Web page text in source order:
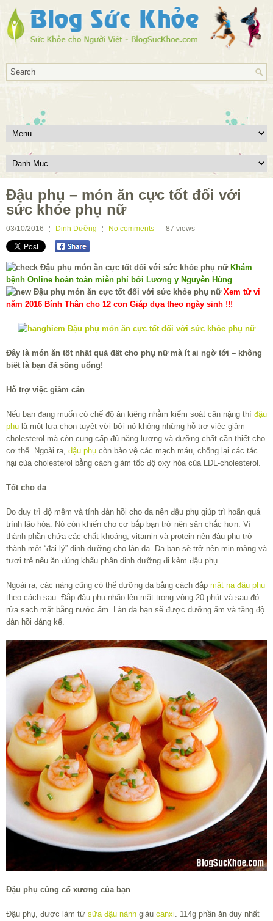
Đậu phụ – món ăn cực tốt đối với
sức khỏe phụ nữ
03/10/2016 Dinh Dưỡng No comments 87 views
Khám
bệnh Online hoàn toàn miễn phí bởi Lương y Nguyễn Hùng
Xem tử vi
năm 2016 Bính Thân cho 12 con Giáp dựa theo ngày sinh !!!
Đây là món ăn tốt nhất quả đất cho phụ nữ mà ít ai ngờ tới – không
biết là bạn đã sống uổng!
Hỗ trợ việc giảm cân
Nếu bạn đang muốn có chế độ ăn kiêng nhằm kiểm soát cân nặng thì đậu
phụ là một lựa chọn tuyệt vời bởi nó không những hỗ trợ việc giảm
cholesterol mà còn cung cấp đủ năng lượng và dưỡng chất cần thiết cho
cơ thể. Ngoài ra, đậu phụ còn bảo vệ các mạch máu, chống lại các tác
hại của cholesterol bằng cách giảm tốc độ oxy hóa của LDL-cholesterol.
Tốt cho da
Do duy trì độ mềm và tính đàn hồi cho da nên đậu phụ giúp trì hoãn quá
trình lão hóa. Nó còn khiến cho cơ bắp bạn trở nên săn chắc hơn. Vì
thành phần chứa các chất khoáng, vitamin và protein nên đậu phụ trở
thành một “đại lý” dinh dưỡng cho làn da. Da bạn sẽ trở nên mịn màng và
tươi trẻ nếu ăn đúng khẩu phần dinh dưỡng đi kèm đậu phụ.
Ngoài ra, các nàng cũng có thể dưỡng da bằng cách đắp mặt nạ đậu phụ
theo cách sau: Đắp đậu phụ nhão lên mặt trong vòng 20 phút và sau đó
rửa sạch mặt bằng nước ấm. Làn da bạn sẽ được dưỡng ẩm và tăng độ
đàn hồi đáng kể.
Đậu phụ củng cố xương của bạn
Đậu phụ, được làm từ sữa đậu nành giàu canxi. 114g phần ăn duy nhất